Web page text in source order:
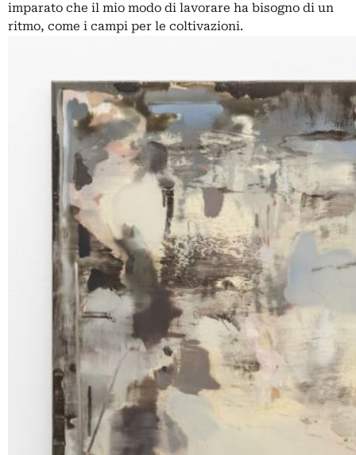
imparato che il mio modo di lavorare ha bisogno di un
ritmo, come i campi per le coltivazioni.